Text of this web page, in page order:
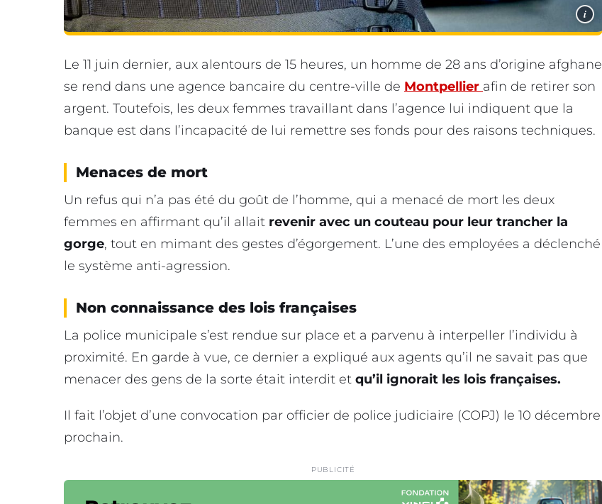
i
Le 11 juin dernier, aux alentours de 15 heures, un homme de 28 ans d’origine afghane
se rend dans une agence bancaire du centre-ville de Montpellier afin de retirer son
argent. Toutefois, les deux femmes travaillant dans l’agence lui indiquent que la
banque est dans l’incapacité de lui remettre ses fonds pour des raisons techniques.
Menaces de mort
Un refus qui n’a pas été du goût de l’homme, qui a menacé de mort les deux
femmes en affirmant qu’il allait revenir avec un couteau pour leur trancher la
gorge, tout en mimant des gestes d’égorgement. L’une des employées a déclenché
le système anti-agression.
Non connaissance des lois françaises
La police municipale s’est rendue sur place et a parvenu à interpeller l’individu à
proximité. En garde à vue, ce dernier a expliqué aux agents qu’il ne savait pas que
menacer des gens de la sorte était interdit et qu’il ignorait les lois françaises.
Il fait l’objet d’une convocation par officier de police judiciaire (COPJ) le 10 décembre
prochain.
PUBLICITÉ